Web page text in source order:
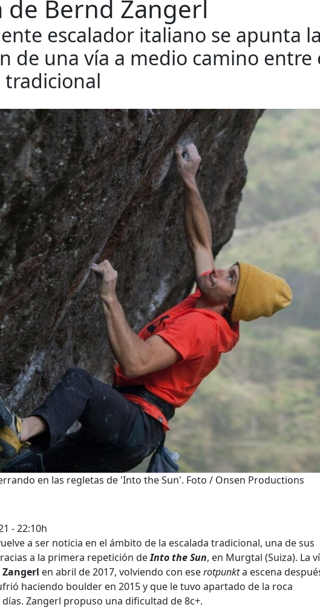
Bernd Zangerl
escalador italiano se apunta
de una vía a medio camino entre
tradicional
en las regletas de 'Into the Sun'. Foto / Onsen Productions
- 22:10h
a ser noticia en el ámbito de la escalada tradicional, una de sus
a la primera repetición deInto the Sun, en Murgtal (Suiza). La
en abril de 2017, volviendo con eserotpunkta escena
haciendo boulder en 2015 y que le tuvo apartado de la roca
Zangerl propuso una dificultad de 8c+.